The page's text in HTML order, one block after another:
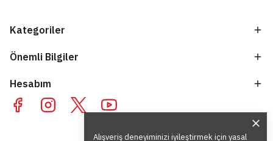
Alışveriş deneyiminizi iyileştirmek için yasal
Kategoriler
Önemli Bilgiler
Hesabım